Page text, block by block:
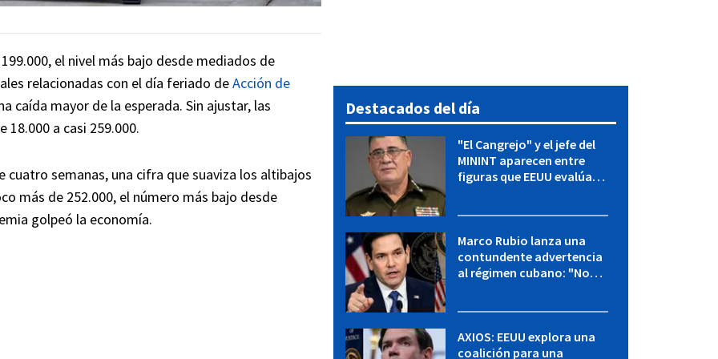
el nivel más bajo desde mediados de
relacionadas con el día feriado deAcción de
mayor de la esperada. Sin ajustar, las
a casi 259.000.
semanas, una cifra que suaviza los altibajos
más de 252.000, el número más bajo desde
golpeó la economía.
Destacados del día
"El Cangrejo" y el jefe del
MININT aparecen entre
figuras que EEUU evalúa
Marco Rubio lanza una
contundente advertencia
al régimen cubano: "No
AXIOS: EEUU explora una
coalición para una